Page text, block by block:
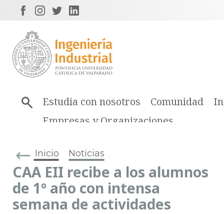
Estudia con nosotros Comunidad
Empresas y Organizaciones
Inicio Noticias
CAA EII recibe a los alumnos
de 1º año con intensa
semana de actividades